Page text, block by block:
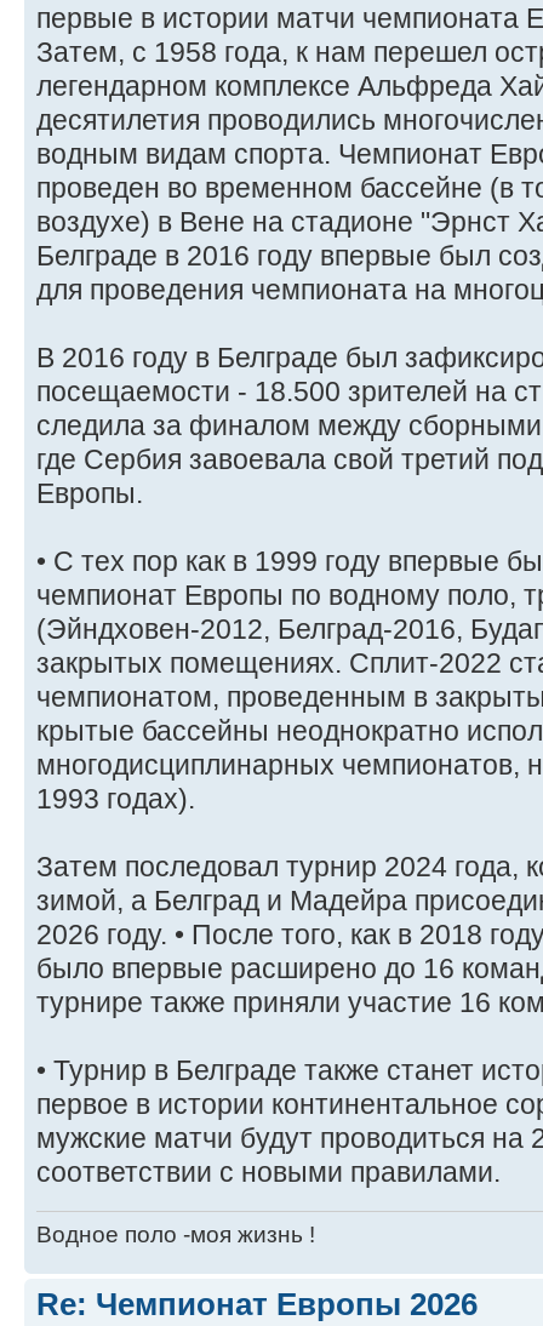
первые в истории матчи чемпионата
Затем, с 1958 года, к нам перешел
легендарном комплексе Альфреда
десятилетия проводились
водным видам спорта. Чемпионат
проведен во временном бассейне (в
воздухе) в Вене на стадионе "Эрнст
Белграде в 2016 году впервые был
для проведения чемпионата на
В 2016 году в Белграде был
посещаемости - 18.500 зрителей на
следила за финалом между
где Сербия завоевала свой третий
Европы.
• С тех пор как в 1999 году впервые
чемпионат Европы по водному поло,
(Эйндховен-2012, Белград-2016,
закрытых помещениях. Сплит-2022
чемпионатом, проведенным в
крытые бассейны неоднократно
многодисциплинарных чемпионатов,
1993 годах).
Затем последовал турнир 2024 года,
зимой, а Белград и Мадейра
2026 году. • После того, как в 2018
было впервые расширено до 16
турнире также приняли участие 16
• Турнир в Белграде также станет
первое в истории континентальное
мужские матчи будут проводиться на
соответствии с новыми правилами.
Водное поло -моя жизнь !
Re: Чемпионат Европы 2026